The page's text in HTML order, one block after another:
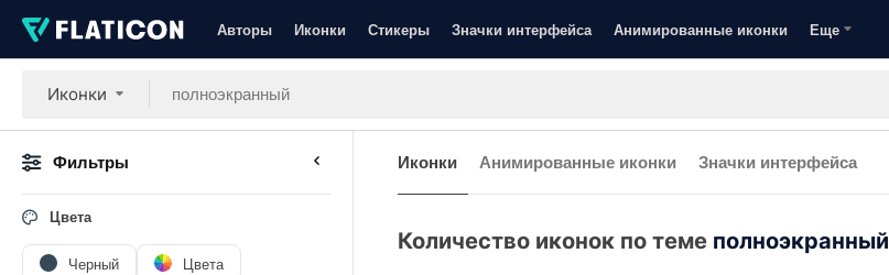
Авторы Иконки Стикеры Значки интерфейса Анимированные иконки Еще
Иконки
Фильтры
Цвета
Черный
Цвета
Иконки Анимированные иконки Значки интерфейса
Количество иконок по теме полноэкранный